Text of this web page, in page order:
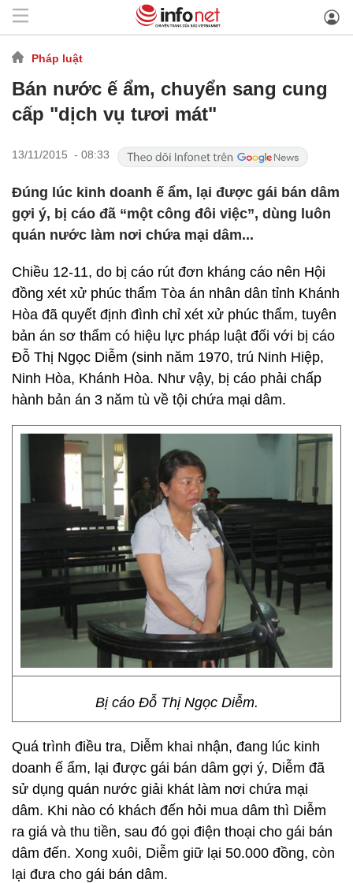
Pháp luật
Bán nước ế ẩm, chuyển sang cung
cấp "dịch vụ tươi mát"
13/11/2015 - 08:33
Đúng lúc kinh doanh ế ẩm, lại được gái bán dâm
gợi ý, bị cáo đã “một công đôi việc”, dùng luôn
quán nước làm nơi chứa mại dâm...
Chiều 12-11, do bị cáo rút đơn kháng cáo nên Hội
đồng xét xử phúc thẩm Tòa án nhân dân tỉnh Khánh
Hòa đã quyết định đình chỉ xét xử phúc thẩm, tuyên
bản án sơ thẩm có hiệu lực pháp luật đối với bị cáo
Đỗ Thị Ngọc Diễm (sinh năm 1970, trú Ninh Hiệp,
Ninh Hòa, Khánh Hòa. Như vậy, bị cáo phải chấp
hành bản án 3 năm tù về tội chứa mại dâm.
Bị cáo Đỗ Thị Ngọc Diễm.
Quá trình điều tra, Diễm khai nhận, đang lúc kinh
doanh ế ẩm, lại được gái bán dâm gợi ý, Diễm đã
sử dụng quán nước giải khát làm nơi chứa mại
dâm. Khi nào có khách đến hỏi mua dâm thì Diễm
ra giá và thu tiền, sau đó gọi điện thoại cho gái bán
dâm đến. Xong xuôi, Diễm giữ lại 50.000 đồng, còn
lại đưa cho gái bán dâm.